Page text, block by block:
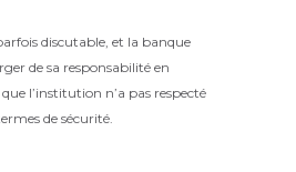
discutable, et la banque
de sa responsabilité en
l’institution n’a pas respecté
de sécurité.